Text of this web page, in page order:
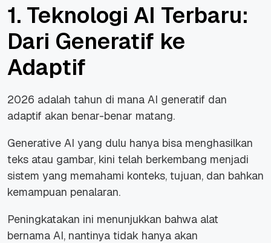
1. Teknologi AI Terbaru:
Dari Generatif ke
Adaptif
2026 adalah tahun di mana AI generatif dan
adaptif akan benar-benar matang.
Generative AI yang dulu hanya bisa menghasilkan
teks atau gambar, kini telah berkembang menjadi
sistem yang memahami konteks, tujuan, dan bahkan
kemampuan penalaran.
Peningkatakan ini menunjukkan bahwa alat
bernama AI, nantinya tidak hanya akan